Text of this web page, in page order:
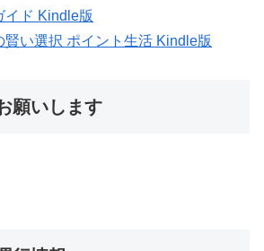
イド Kindle版
賢い選択 ポイント生活 Kindle版
願いします